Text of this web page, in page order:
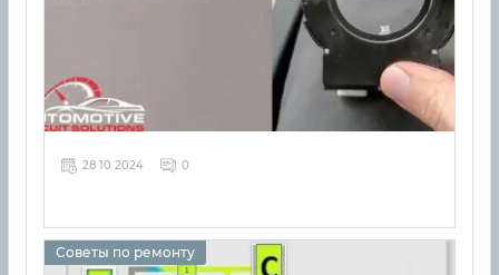
28 10 2024 0
Советы по ремонту